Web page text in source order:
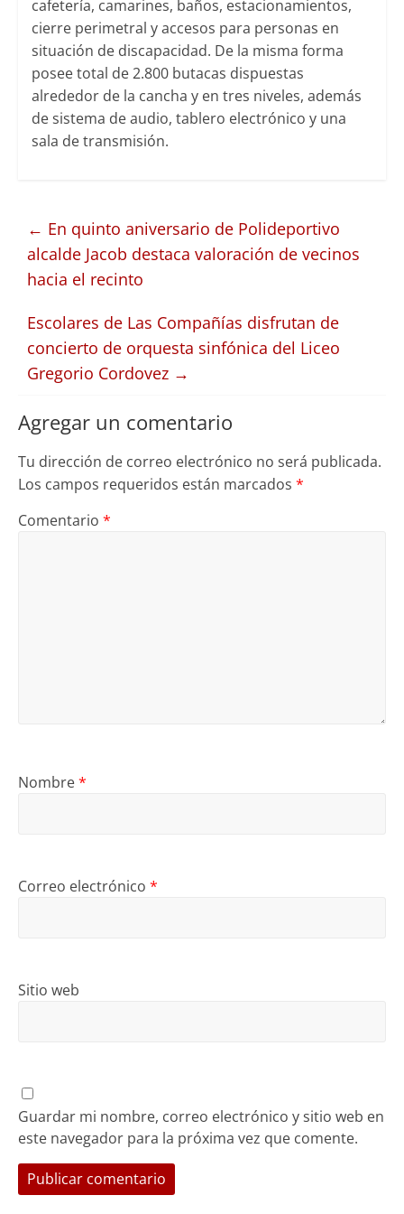
cafetería, camarines, baños, estacionamientos,
cierre perimetral y accesos para personas en
situación de discapacidad. De la misma forma
posee total de 2.800 butacas dispuestas
alrededor de la cancha y en tres niveles, además
de sistema de audio, tablero electrónico y una
sala de transmisión.
← En quinto aniversario de Polideportivo
alcalde Jacob destaca valoración de vecinos
hacia el recinto
Escolares de Las Compañías disfrutan de
concierto de orquesta sinfónica del Liceo
Gregorio Cordovez →
Agregar un comentario
Tu dirección de correo electrónico no será publicada.
Los campos requeridos están marcados *
Comentario *
Nombre*
Correo electrónico *
Sitio web
Guardar mi nombre, correo electrónico y sitio web en
este navegador para la próxima vez que comente.